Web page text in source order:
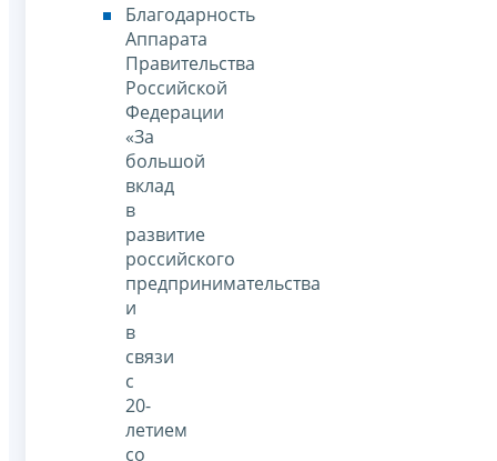
Благодарность
Аппарата
Правительства
Российской
Федерации
«За
большой
вклад
в
развитие
российского
предпринимательства
и
в
связи
с
20-
летием
со